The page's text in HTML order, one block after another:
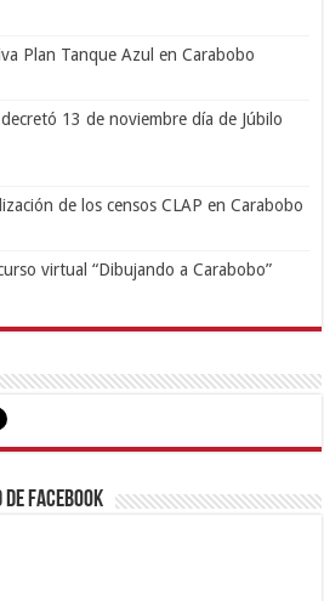
Plan Tanque Azul en Carabobo
13 de noviembre día de Júbilo
de los censos CLAP en Carabobo
virtual “Dibujando a Carabobo”
Facebook